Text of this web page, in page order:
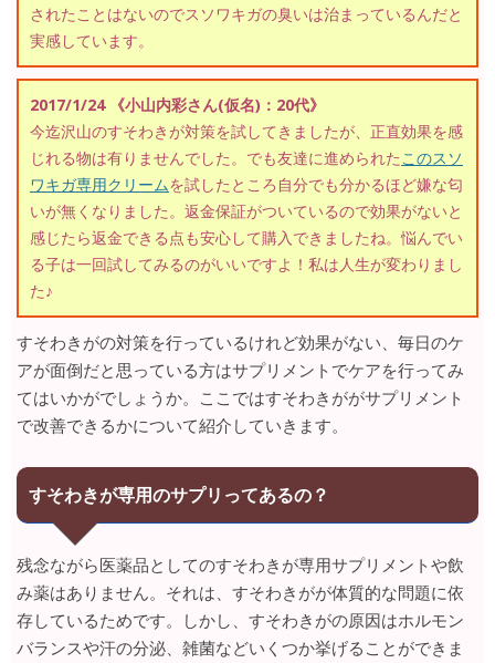
されたことはないのでスソワキガの臭いは治まっているんだと
実感しています。
2017/1/24 《小山内彩さん(仮名)：20代》
今迄沢山のすそわきが対策を試してきましたが、正直効果を感
じれる物は有りませんでした。でも友達に進められたこのスソ
ワキガ専用クリームを試したところ自分でも分かるほど嫌な匂
いが無くなりました。返金保証がついているので効果がないと
感じたら返金できる点も安心して購入できましたね。悩んでい
る子は一回試してみるのがいいですよ！私は人生が変わりまし
た♪
すそわきがの対策を行っているけれど効果がない、毎日のケ
アが面倒だと思っている方はサプリメントでケアを行ってみ
てはいかがでしょうか。ここではすそわきががサプリメント
で改善できるかについて紹介していきます。
すそわきが専用のサプリってあるの？
残念ながら医薬品としてのすそわきが専用サプリメントや飲
み薬はありません。それは、すそわきがが体質的な問題に依
存しているためです。しかし、すそわきがの原因はホルモン
バランスや汗の分泌、雑菌などいくつか挙げることができま